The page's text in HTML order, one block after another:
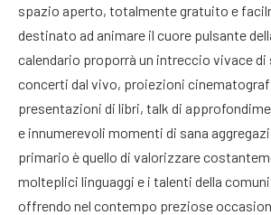
spazio aperto, totalmente gratuito e
destinato ad animare il cuore pulsante
calendario proporrà un intreccio vivace
concerti dal vivo, proiezioni
presentazioni di libri, talk di
e innumerevoli momenti di sana
primario è quello di valorizzare
molteplici linguaggi e i talenti della
offrendo nel contempo preziose